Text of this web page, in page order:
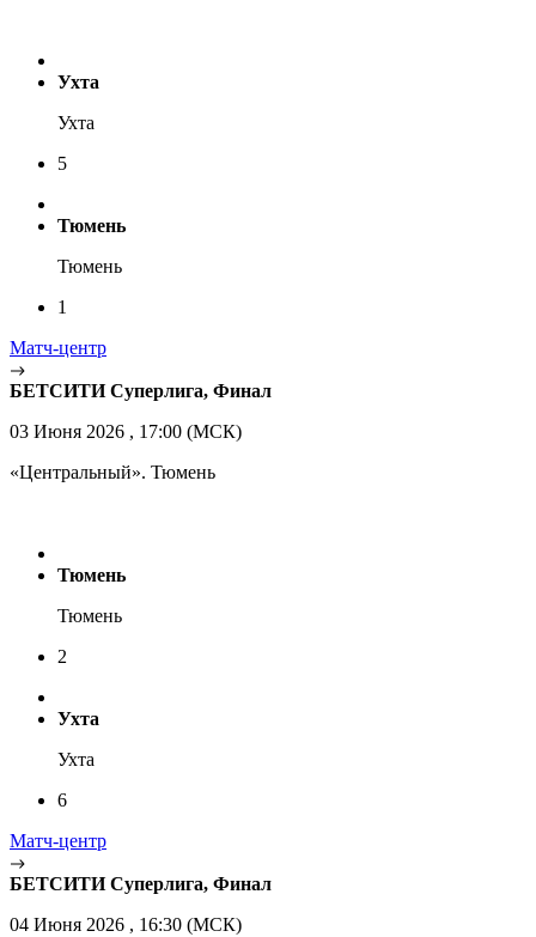
Ухта
Ухта
5
Тюмень
Тюмень
1
Матч-центр
БЕТСИТИ Суперлига, Финал
03 Июня 2026 , 17:00 (МСК)
«Центральный». Тюмень
Тюмень
Тюмень
2
Ухта
Ухта
6
Матч-центр
БЕТСИТИ Суперлига, Финал
04 Июня 2026 , 16:30 (МСК)